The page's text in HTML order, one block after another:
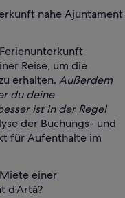
nahe Ajuntament
Reise, um die
erhalten. Außerdem
du deine
ist in der Regel
der Buchungs- und
für Aufenthalte im
einer
d'Artà?